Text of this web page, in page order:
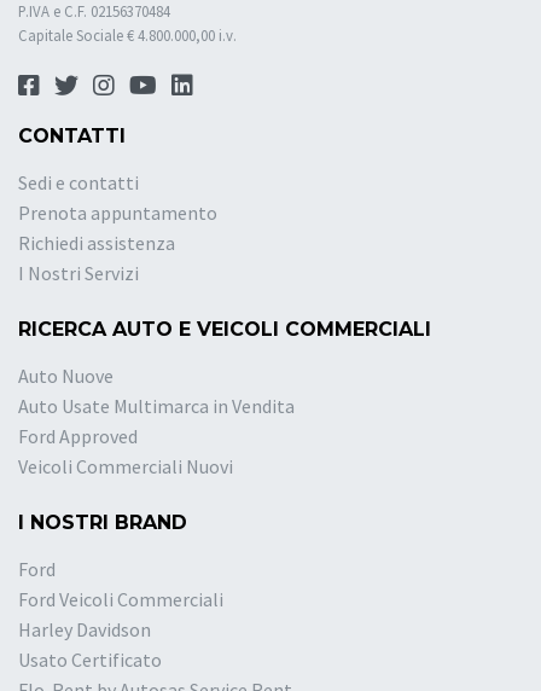
P.IVA e C.F. 02156370484
Capitale Sociale € 4.800.000,00 i.v.
CONTATTI
Sedi e contatti
Prenota appuntamento
Richiedi assistenza
I Nostri Servizi
RICERCA AUTO E VEICOLI COMMERCIALI
Auto Nuove
Auto Usate Multimarca in Vendita
Ford Approved
Veicoli Commerciali Nuovi
I NOSTRI BRAND
Ford
Ford Veicoli Commerciali
Harley Davidson
Usato Certificato